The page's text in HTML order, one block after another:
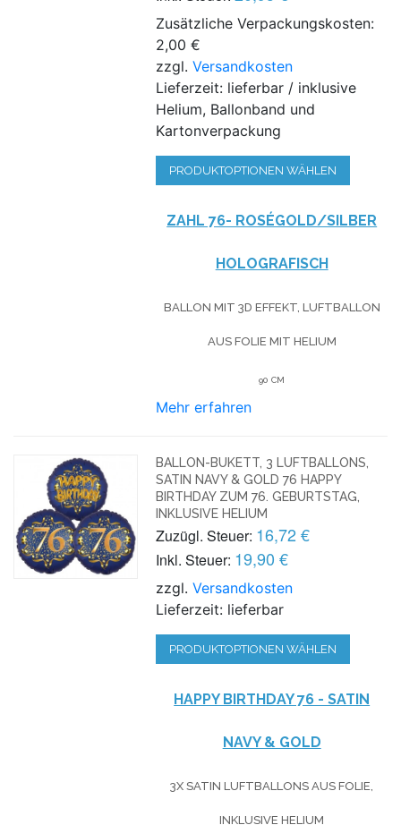
Zusätzliche Verpackungskosten:
2,00 €
zzgl.Versandkosten
Lieferzeit: lieferbar / inklusive
Helium, Ballonband und
Kartonverpackung
PRODUKTOPTIONEN WÄHLEN
ZAHL 76- ROSÉGOLD/SILBER
HOLOGRAFISCH
BALLON MIT 3D EFFEKT, LUFTBALLON
AUS FOLIE MIT HELIUM
90 CM
Mehr erfahren
BALLON-BUKETT, 3 LUFTBALLONS,
SATIN NAVY & GOLD 76 HAPPY
BIRTHDAY ZUM 76. GEBURTSTAG,
INKLUSIVE HELIUM
Zuzügl. Steuer: 16,72 €
Inkl. Steuer: 19,90 €
zzgl.Versandkosten
Lieferzeit: lieferbar
PRODUKTOPTIONEN WÄHLEN
HAPPY BIRTHDAY 76 - SATIN
NAVY & GOLD
3X SATIN LUFTBALLONS AUS FOLIE,
INKLUSIVE HELIUM